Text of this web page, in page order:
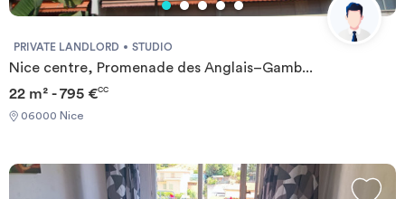
PRIVATE LANDLORD STUDIO
Nice centre, Promenade des Anglais–Gamb...
22 m² - 795 €CC
06000 Nice